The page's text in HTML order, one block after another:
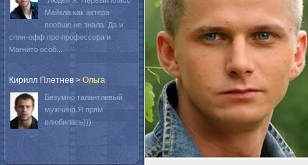
Майкла как актера
вообще не знала. Да и
спин-офф про профессора и
Магнито особ...
Кирилл Плетнев > Oльга
Безумно талантливый
мужчина.Я прям
влюбилась)))